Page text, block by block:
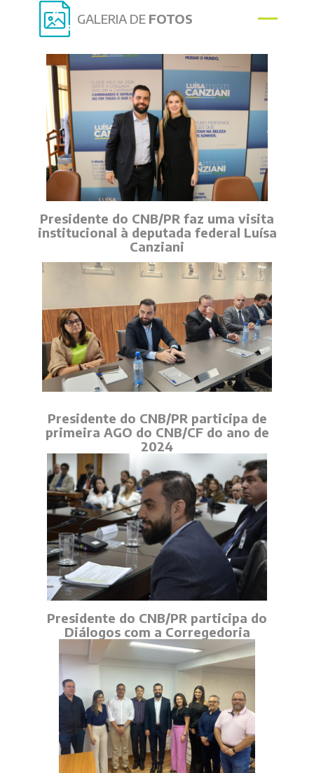
GALERIA DE FOTOS
Presidente do CNB/PR faz uma visita
institucional à deputada federal Luísa
Canziani
Presidente do CNB/PR participa de
primeira AGO do CNB/CF do ano de
2024
Presidente do CNB/PR participa do
Diálogos com a Corregedoria